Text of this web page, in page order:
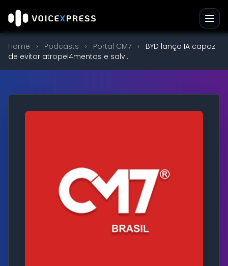
Home › Podcasts › Portal CM7 ›
BYD lança IA capaz
de evitar atropel4mentos e salv...